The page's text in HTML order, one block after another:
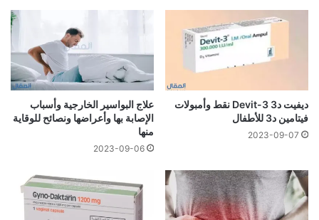
ديفيت د3 Devit-3 نقط وأمبولات
فيتامين د3 للأطفال
2023-09-07
علاج البواسير الخارجية وأسباب
الإصابة بها وأعراضها ونصائح للوقاية
منها
2023-09-06